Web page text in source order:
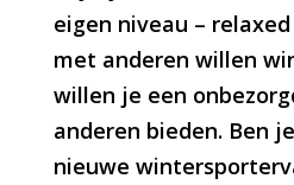
eigen niveau –
met anderen willen
willen je een
anderen bieden. Ben
nieuwe